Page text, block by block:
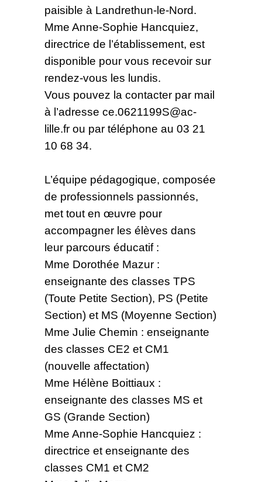
paisible à Landrethun-le-Nord.
Mme Anne-Sophie Hancquiez,
directrice de l’établissement, est
disponible pour vous recevoir sur
rendez-vous les lundis.
Vous pouvez la contacter par mail
à l’adresse ce.0621199S@ac-
lille.fr ou par téléphone au 03 21
10 68 34.
L’équipe pédagogique, composée
de professionnels passionnés,
met tout en œuvre pour
accompagner les élèves dans
leur parcours éducatif :
Mme Dorothée Mazur :
enseignante des classes TPS
(Toute Petite Section), PS (Petite
Section) et MS (Moyenne Section)
Mme Julie Chemin : enseignante
des classes CE2 et CM1
(nouvelle affectation)
Mme Hélène Boittiaux :
enseignante des classes MS et
GS (Grande Section)
Mme Anne-Sophie Hancquiez :
directrice et enseignante des
classes CM1 et CM2